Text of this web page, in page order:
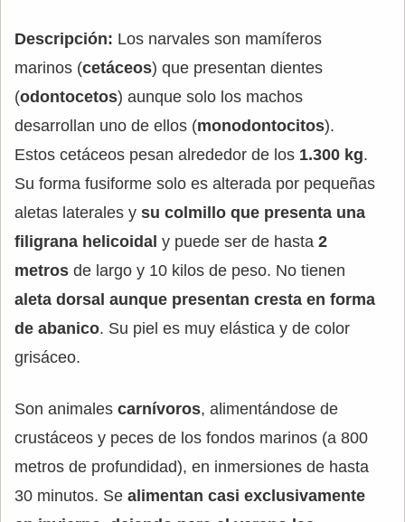
Descripción: Los narvales son mamíferos
marinos (cetáceos) que presentan dientes
(odontocetos) aunque solo los machos
desarrollan uno de ellos (monodontocitos).
Estos cetáceos pesan alrededor de los 1.300 kg.
Su forma fusiforme solo es alterada por pequeñas
aletas laterales y su colmillo que presenta una
filigrana helicoidal y puede ser de hasta 2
metros de largo y 10 kilos de peso. No tienen
aleta dorsal aunque presentan cresta en forma
de abanico. Su piel es muy elástica y de color
grisáceo.
Son animales carnívoros, alimentándose de
crustáceos y peces de los fondos marinos (a 800
metros de profundidad), en inmersiones de hasta
30 minutos. Se alimentan casi exclusivamente